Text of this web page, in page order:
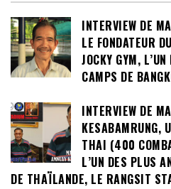
INTERVIEW DE
LE FONDATEUR
JOCKY GYM,
CAMPS DE
INTERVIEW DE
KESABAMRUNG,
THAI (400
L’UN DES PLUS
DE THAÏLANDE, LE RANGSIT